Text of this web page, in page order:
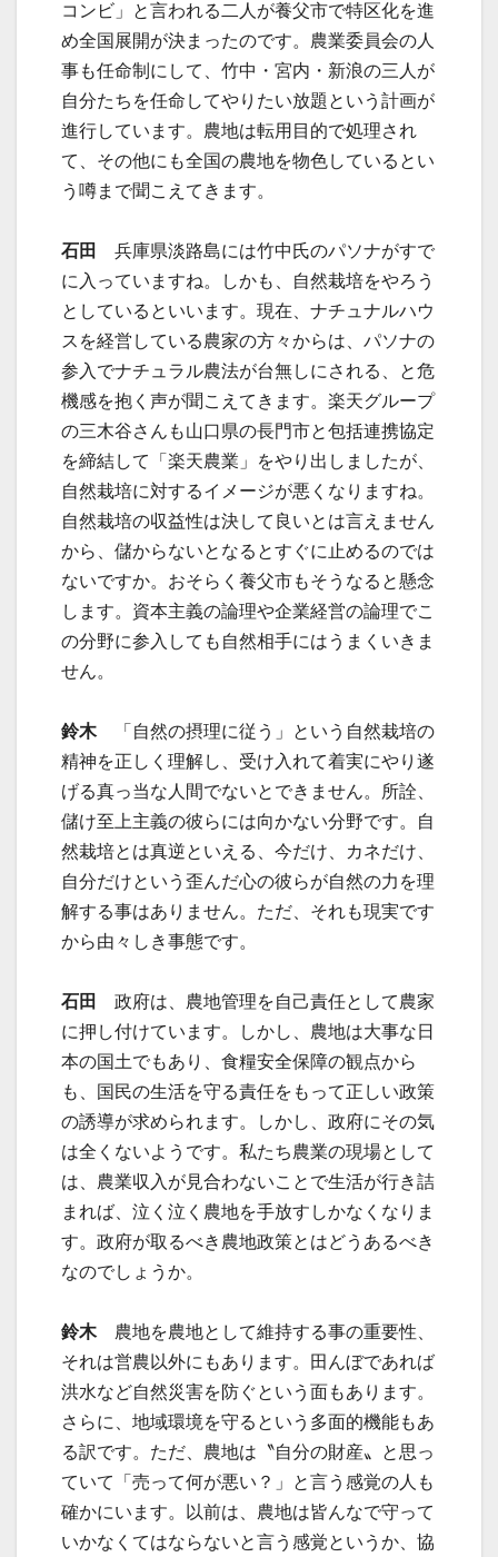
コンビ」と言われる二人が養父市で特区化を進
め全国展開が決まったのです。農業委員会の人
事も任命制にして、竹中・宮内・新浪の三人が
自分たちを任命してやりたい放題という計画が
進行しています。農地は転用目的で処理され
て、その他にも全国の農地を物色しているとい
う噂まで聞こえてきます。
石田
兵庫県淡路島には竹中氏のパソナがすで
に入っていますね。しかも、自然栽培をやろう
としているといいます。現在、ナチュナルハウ
スを経営している農家の方々からは、パソナの
参入でナチュラル農法が台無しにされる、と危
機感を抱く声が聞こえてきます。楽天グループ
の三木谷さんも山口県の長門市と包括連携協定
を締結して「楽天農業」をやり出しましたが、
自然栽培に対するイメージが悪くなりますね。
自然栽培の収益性は決して良いとは言えません
から、儲からないとなるとすぐに止めるのでは
ないですか。おそらく養父市もそうなると懸念
します。資本主義の論理や企業経営の論理でこ
の分野に参入しても自然相手にはうまくいきま
せん。
鈴木「自然の摂理に従う」という自然栽培の
精神を正しく理解し、受け入れて着実にやり遂
げる真っ当な人間でないとできません。所詮、
儲け至上主義の彼らには向かない分野です。自
然栽培とは真逆といえる、今だけ、カネだけ、
自分だけという歪んだ心の彼らが自然の力を理
解する事はありません。ただ、それも現実です
から由々しき事態です。
石田
政府は、農地管理を自己責任として農家
に押し付けています。しかし、農地は大事な日
本の国土でもあり、食糧安全保障の観点から
も、国民の生活を守る責任をもって正しい政策
の誘導が求められます。しかし、政府にその気
は全くないようです。私たち農業の現場として
は、農業収入が見合わないことで生活が行き詰
まれば、泣く泣く農地を手放すしかなくなりま
す。政府が取るべき農地政策とはどうあるべき
なのでしょうか。
鈴木農地を農地として維持する事の重要性、
それは営農以外にもあります。田んぼであれば
洪水など自然災害を防ぐという面もあります。
さらに、地域環境を守るという多面的機能もあ
る訳です。ただ、農地は〝自分の財産〟と思っ
ていて「売って何が悪い？」と言う感覚の人も
確かにいます。以前は、農地は皆んなで守って
いかなくてはならないと言う感覚というか、協